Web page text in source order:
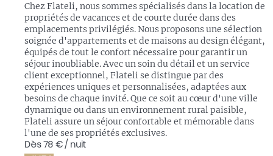
Chez Flateli, nous sommes spécialisés dans la location de
propriétés de vacances et de courte durée dans des
emplacements privilégiés. Nous proposons une sélection
soignée d'appartements et de maisons au design élégant,
équipés de tout le confort nécessaire pour garantir un
séjour inoubliable. Avec un soin du détail et un service
client exceptionnel, Flateli se distingue par des
expériences uniques et personnalisées, adaptées aux
besoins de chaque invité. Que ce soit au cœur d'une ville
dynamique ou dans un environnement rural paisible,
Flateli assure un séjour confortable et mémorable dans
l'une de ses propriétés exclusives.
Dès78 €/ nuit